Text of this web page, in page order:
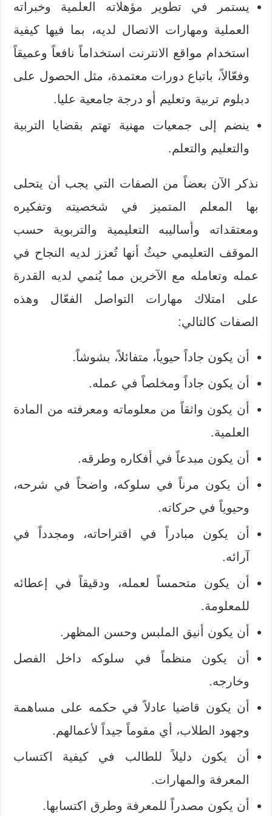
يستمر في تطوير مؤهلاته العلمية وخبراته
العملية ومهارات الاتصال لديه، بما فيها كيفية
استخدام مواقع الانترنت استخداماً نافعاً وعميقاً
وفعّالاً، باتباع دورات معتمدة، مثل الحصول على
دبلوم تربية وتعليم أو درجة جامعية عليا.
ينضم إلى جمعيات مهنية تهتم بقضايا التربية
والتعليم والتعلم.
نذكر الآن بعضاً من الصفات التي يجب أن يتحلى
بها المعلم المتميز في شخصيته وتفكيره
ومعتقداته وأساليبه التعليمية والتربوية حسب
الموقف التعليمي حيثُ أنها تُعزز لديه النجاح في
عمله وتعامله مع الآخرين مما يُنمي لديه القدرة
على امتلاك مهارات التواصل الفعّال وهذه
الصفات كالتالي:
أن يكون جاداً حيوياً، متفائلاً، بشوشاً.
أن يكون جاداً ومخلصاً في عمله.
أن يكون واثقاً من معلوماته ومعرفته من المادة
العلمية.
أن يكون مبدعاً في أفكاره وطرقه.
أن يكون مرناً في سلوكه، واضحاً في شرحه،
وحيوياً في حركاته.
أن يكون مبادراً في اقتراحاته، ومجدداً في
آرائه.
أن يكون متحمساً لعمله، ودقيقاً في إعطائه
للمعلومة.
أن يكون أنيق الملبس وحسن المظهر.
أن يكون منظماً في سلوكه داخل الفصل
وخارجه.
أن يكون قاضيا عادلاً في حكمه على مساهمة
وجهود الطلاب، أي مقوماً جيداً لأعمالهم.
أن يكون دليلاً للطالب في كيفية اكتساب
المعرفة والمهارات.
أن يكون مصدراً للمعرفة وطرق اكتسابها.